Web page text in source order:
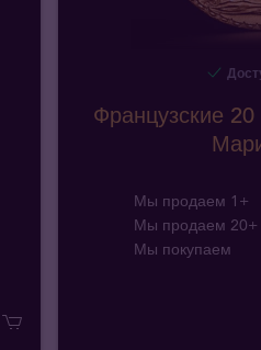
Французские
Мы продаем 1+
Мы продаем 20+
Мы покупаем